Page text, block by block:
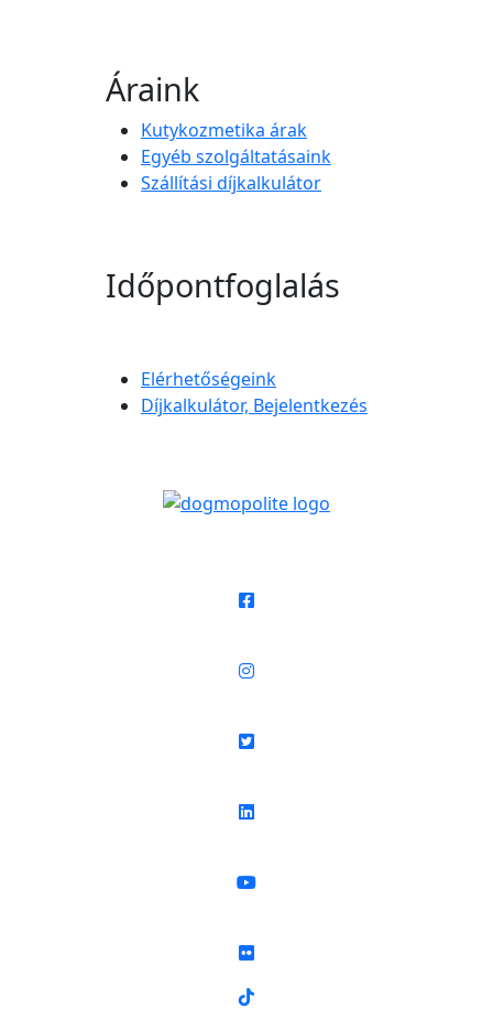
Áraink
Kutykozmetika árak
Egyéb szolgáltatásaink
Szállítási díjkalkulátor
Időpontfoglalás
Elérhetőségeink
Díjkalkulátor, Bejelentkezés